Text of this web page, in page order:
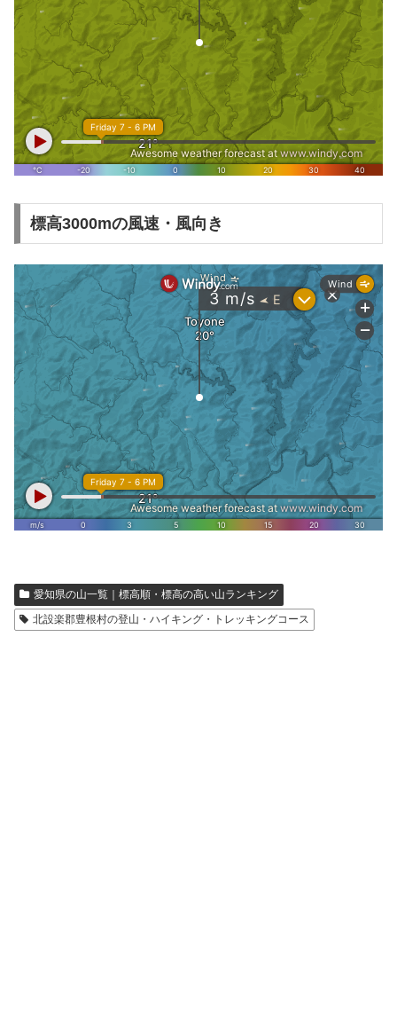
標高3000mの風速・風向き
愛知県の山一覧｜標高順・標高の高い山ランキング
北設楽郡豊根村の登山・ハイキング・トレッキングコース